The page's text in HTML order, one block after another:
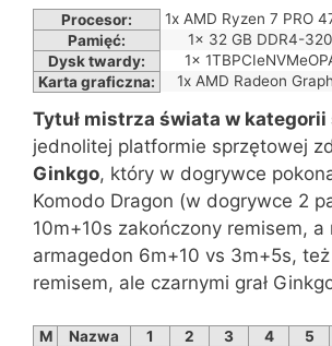
Procesor:
1x AMD Ryzen 7 PRO
Pamięć:
1x 32 GB DDR4-
Dysk twardy:
1x
Karta graficzna:
1x AMD Radeon
Tytuł mistrza świata w
jednolitej platformie sprzętowej
Ginkgo, który w dogrywce
Komodo Dragon (w dogrywce 2
10m+10s zakończony remisem, a
armagedon 6m+10 vs 3m+5s,
remisem, ale czarnymi grał
M Nazwa 1 2 3 4 5